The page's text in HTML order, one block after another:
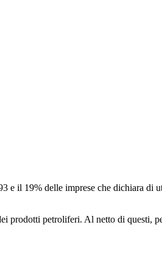
e il 19% delle imprese che dichiara di
prodotti petroliferi. Al netto di questi,